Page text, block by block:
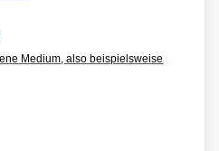
Medium, also beispielsweise